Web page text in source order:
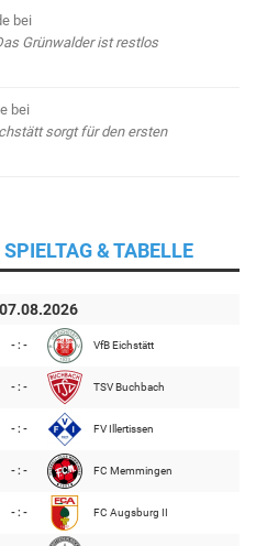
bei
Grünwalder ist restlos
bei
sorgt für den ersten
& TABELLE
- : - VfB Eichstätt
- : - TSV Buchbach
- : - FV Illertissen
- : - FC Memmingen
- : - FC Augsburg II